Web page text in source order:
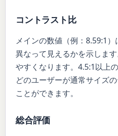
コントラスト比
メインの数値（例：8.59:1
異なって見えるかを示しま
やすくなります。4.5:1以上
どのユーザーが通常サイズ
ことができます。
総合評価